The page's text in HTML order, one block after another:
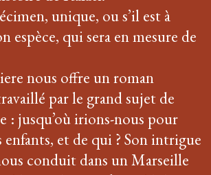
unique, ou s’il est à
espèce, qui sera en mesure de
nous offre un roman
par le grand sujet de
: jusqu’où irions-nous pour
et de qui ? Son intrigue
conduit dans un Marseille